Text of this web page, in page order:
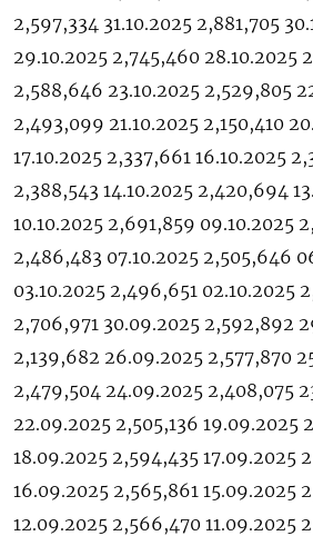
2,597,334 31.10.2025 2,881,705
29.10.2025 2,745,460 28.10.2025
2,588,646 23.10.2025 2,529,805
2,493,099 21.10.2025 2,150,410
17.10.2025 2,337,661 16.10.2025
2,388,543 14.10.2025 2,420,694
10.10.2025 2,691,859 09.10.2025
2,486,483 07.10.2025 2,505,646
03.10.2025 2,496,651 02.10.2025
2,706,971 30.09.2025 2,592,892
2,139,682 26.09.2025 2,577,870
2,479,504 24.09.2025 2,408,075
22.09.2025 2,505,136 19.09.2025
18.09.2025 2,594,435 17.09.2025
16.09.2025 2,565,861 15.09.2025
12.09.2025 2,566,470 11.09.2025